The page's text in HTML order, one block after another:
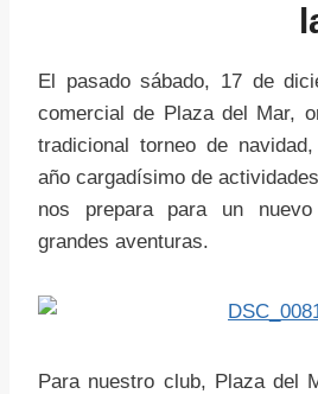
El pasado sábado, 17 de
comercial de Plaza del Mar,
tradicional torneo de
año cargadísimo de
nos prepara para un
grandes aventuras.
Para nuestro club, Plaza del